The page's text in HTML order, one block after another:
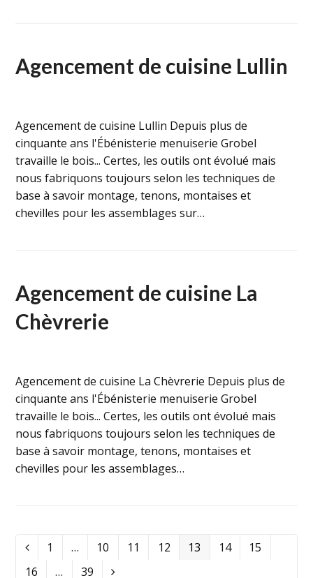
Agencement de cuisine Lullin
Agencement de cuisine Lullin Depuis plus de
cinquante ans l'Ébénisterie menuiserie Grobel
travaille le bois... Certes, les outils ont évolué mais
nous fabriquons toujours selon les techniques de
base à savoir montage, tenons, montaises et
chevilles pour les assemblages sur…
Agencement de cuisine La
Chèvrerie
Agencement de cuisine La Chèvrerie Depuis plus de
cinquante ans l'Ébénisterie menuiserie Grobel
travaille le bois... Certes, les outils ont évolué mais
nous fabriquons toujours selon les techniques de
base à savoir montage, tenons, montaises et
chevilles pour les assemblages…
Précédent
Page
1 … Page
10 Page
11 Page
12 Page
13 Page
14 Page
15
Page
16 … Page
39